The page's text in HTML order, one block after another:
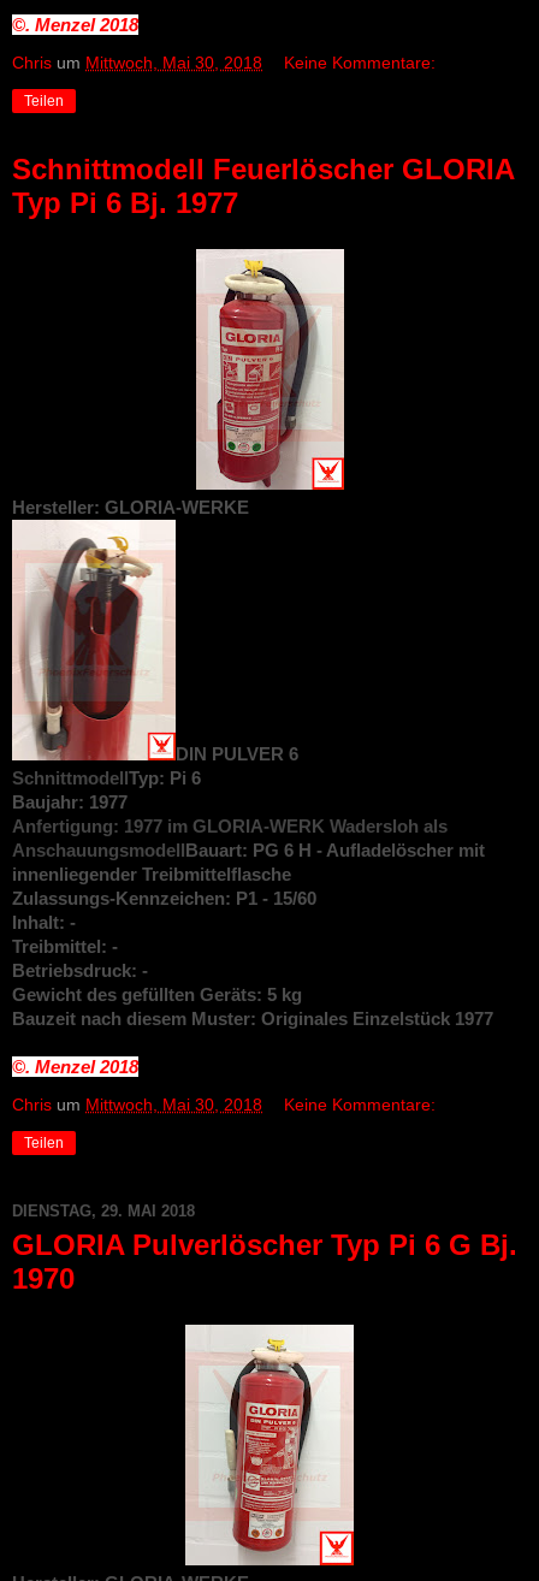
©. Menzel2018
Chris um Mittwoch, Mai 30, 2018 Keine Kommentare:
Teilen
Schnittmodell Feuerlöscher GLORIA
Typ Pi 6 Bj. 1977
Hersteller: GLORIA-WERKE
DIN PULVER 6
SchnittmodellTyp: Pi 6
Baujahr: 1977
Anfertigung: 1977 im GLORIA-WERK Wadersloh als
AnschauungsmodellBauart: PG 6 H - Aufladelöscher mit
innenliegender Treibmittelflasche
Zulassungs-Kennzeichen: P1 - 15/60
Inhalt: -
Treibmittel: -
Betriebsdruck: -
Gewicht des gefüllten Geräts: 5 kg
Bauzeit nach diesem Muster: Originales Einzelstück 1977
©. Menzel2018
Chris um Mittwoch, Mai 30, 2018 Keine Kommentare:
Teilen
DIENSTAG, 29. MAI 2018
GLORIA Pulverlöscher Typ Pi 6 G Bj.
1970